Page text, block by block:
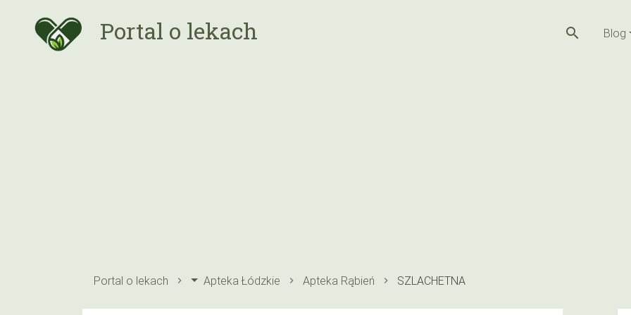
Portal o lekach search Blog
Portal o lekach Apteka Łódzkie Apteka Rąbień SZLACHETNA